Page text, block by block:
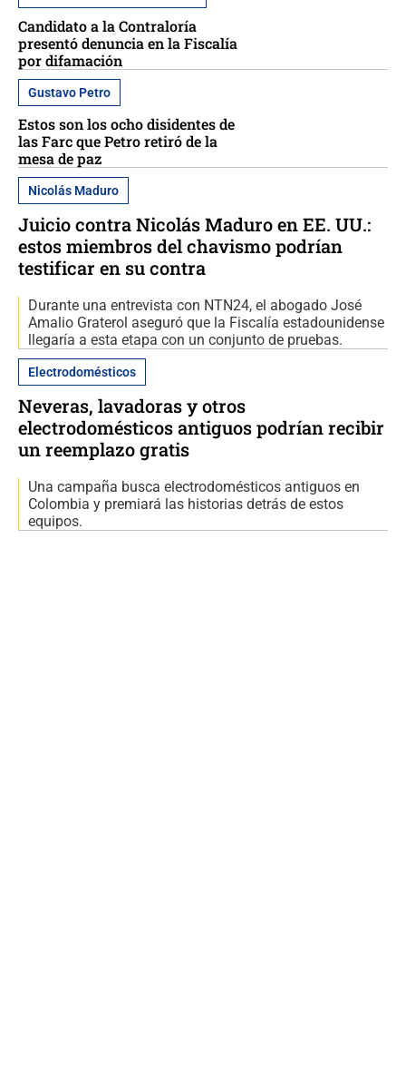
Candidato a la Contraloría
presentó denuncia en la Fiscalía
por difamación
Gustavo Petro
Estos son los ocho disidentes de
las Farc que Petro retiró de la
mesa de paz
Nicolás Maduro
Juicio contra Nicolás Maduro en EE. UU.:
estos miembros del chavismo podrían
testificar en su contra
Durante una entrevista con NTN24, el abogado José
Amalio Graterol aseguró que la Fiscalía estadounidense
llegaría a esta etapa con un conjunto de pruebas.
Electrodomésticos
Neveras, lavadoras y otros
electrodomésticos antiguos podrían recibir
un reemplazo gratis
Una campaña busca electrodomésticos antiguos en
Colombia y premiará las historias detrás de estos
equipos.